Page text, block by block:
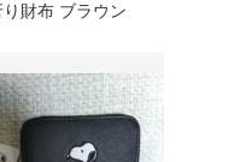
り財布 ブラウン